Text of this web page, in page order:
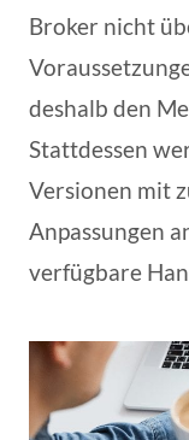
Broker nicht
deshalb den
Stattdessen
Versionen mit
Anpassungen
verfügbare